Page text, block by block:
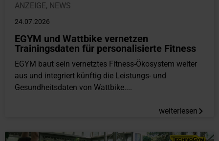
ANZEIGE, NEWS
24.07.2026
EGYM und Wattbike vernetzen
Trainingsdaten für personalisierte Fitness
EGYM baut sein vernetztes Fitness-Ökosystem weiter
aus und integriert künftig die Leistungs- und
Gesundheitsdaten von Wattbike....
weiterlesen